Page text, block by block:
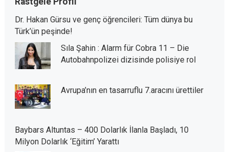
Dr. Hakan Gürsu ve genç öğrencileri: Tüm dünya bu
Türk’ün peşinde!
Sıla Şahin : Alarm für Cobra 11 – Die
Autobahnpolizei dizisinde polisiye rol
Avrupa’nın en tasarruflu 7.aracını ürettiler
Baybars Altuntas – 400 Dolarlık İlanla Başladı, 10
Milyon Dolarlık ‘Eğitim’ Yarattı